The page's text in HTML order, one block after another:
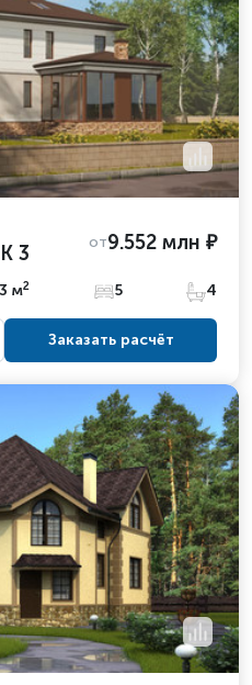
3
от9.552 млн ₽
м2 5 4
Заказать расчёт